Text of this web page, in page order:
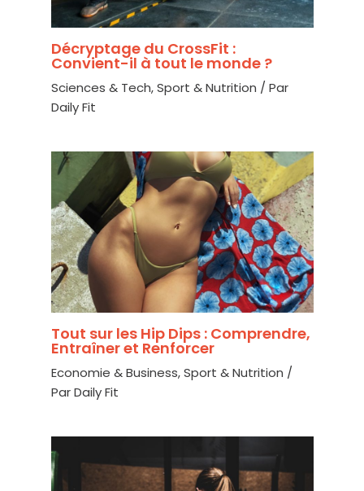
Décryptage du CrossFit :
Convient-il à tout le monde ?
Sciences & Tech,Sport & Nutrition / Par
Daily Fit
Tout sur les Hip Dips : Comprendre,
Entraîner et Renforcer
Economie & Business,Sport & Nutrition /
ParDaily Fit